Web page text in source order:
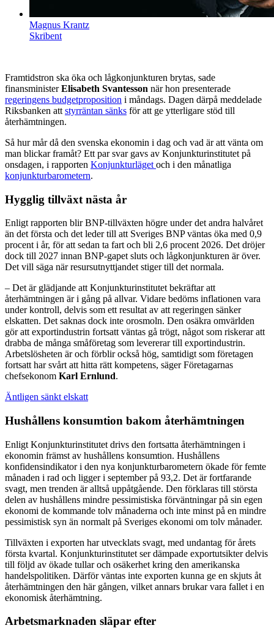
Magnus Krantz
Skribent
Framtidstron ska öka och lågkonjunkturen brytas, sade
finansministerElisabeth Svantesson när hon presenterade
regeringens budgetproposition i måndags. Dagen därpå meddelade
Riksbanken att styrräntan sänks för att ge ytterligare stöd till
återhämtningen.
Så hur mår då den svenska ekonomin i dag och vad är att vänta om
man blickar framåt? Ett par svar gavs av Konjunkturinstitutet på
onsdagen, i rapporten Konjunkturläget och i den månatliga
konjunkturbarometern.
Hygglig tillväxt nästa år
Enligt rapporten blir BNP-tillväxten högre under det andra halvåret
än det första och det leder till att Sveriges BNP väntas öka med 0,9
procent i år, för att sedan ta fart och bli 2,6 procent 2026. Det dröjer
dock till 2027 innan BNP-gapet sluts och lågkonjunkturen är över.
Det vill säga när resursutnyttjandet stiger till det normala.
– Det är glädjande att Konjunkturinstitutet bekräftar att
återhämtningen är i gång på allvar. Vidare bedöms inflationen vara
under kontroll, delvis som ett resultat av att regeringen sänker
elskatten. Det saknas dock inte orosmoln. Den osäkra omvärlden
gör att exportindustrin fortsatt väntas gå trögt, något som riskerar att
drabba de många småföretag som levererar till exportindustrin.
Arbetslösheten är och förblir också hög, samtidigt som företagen
fortsatt har svårt att hitta rätt kompetens, säger Företagarnas
chefsekonom Karl Ernlund.
Äntligen sänkt elskatt
Hushållens konsumtion bakom återhämtningen
Enligt Konjunkturinstitutet drivs den fortsatta återhämtningen i
ekonomin främst av hushållens konsumtion. Hushållens
konfidensindikator i den nya konjunkturbarometern ökade för femte
månaden i rad och ligger i september på 93,2. Det är fortfarande
svagt, men trenden är alltså uppåtgående. Den förklaras till största
delen av hushållens mindre pessimistiska förväntningar på sin egen
ekonomi de kommande tolv månaderna och inte minst på en mindre
pessimistisk syn än normalt på Sveriges ekonomi om tolv månader.
Tillväxten i exporten har utvecklats svagt, med undantag för årets
första kvartal. Konjunkturinstitutet ser dämpade exportutsikter delvis
till följd av ökade tullar och osäkerhet kring den amerikanska
handelspolitiken. Därför väntas inte exporten kunna ge en skjuts åt
återhämtningen den här gången, vilket annars brukar vara fallet i en
ekonomisk återhämtning.
Arbetsmarknaden släpar efter